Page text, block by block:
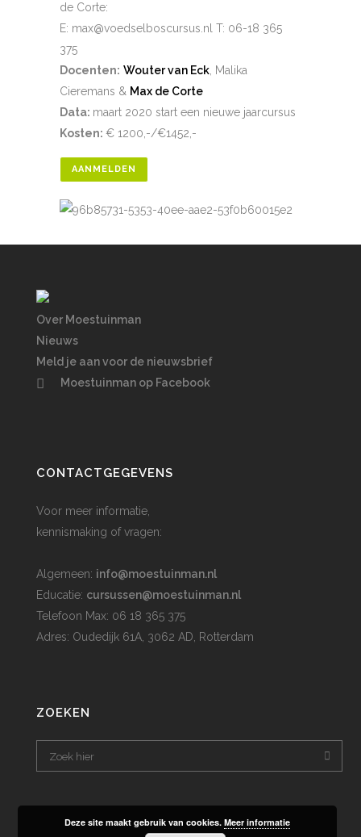
de Corte:
E: max@voedselboscursus.nl T: 06-18 365
375
Docenten: Wouter van Eck , Malika
Cieremans & Max de Corte
Data: maart 2020 start een nieuwe jaarcursus
Kosten: € 1200,-/€1452,-
AANMELDEN
Over Moestuinman
Nieuws
Meld je aan voor de nieuwsbrief
Moestuinman op Facebook
CONTACTGEGEVENS
Voor meer informatie,
kennismaking of vragen:
Algemeen: info@moestuinman.nl
Educatie: cursussen@moestuinman.nl
Telefoon Max: 06 18 365 375
Adres: Oudedijk 61A, 3062 AD, Rotterdam
ZOEKEN
Deze site maakt gebruik van cookies.Meer informatie